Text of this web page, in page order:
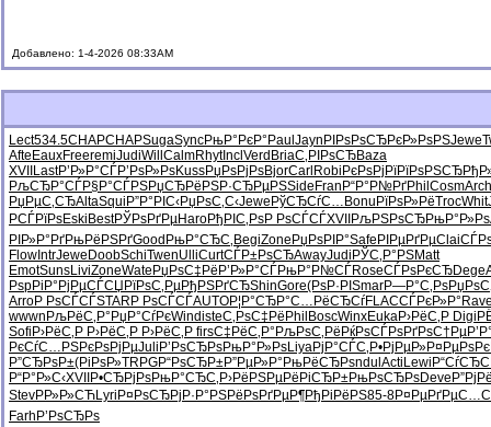
Добавлено: 1-4-2026 08:33AM
Lect534.5CHAPCHAPSugaSyncРњР°РєР° Paul Jayn РІРѕРѕСЂРєР»РѕРЅJewe
Afte EauxFreeremiJudiWill CalmRhytIncl Verd BriaС‚РІРѕСЂBaza
XVII LastР’Р»Р°СЃР’РѕР»РѕKussРџРѕРјРѕBjorCarl Robi РєРѕРјРїРїРѕРЅСЂ
РљСЂР°СЃР§Р°СЃРЅРџСЂРёРЅР·СЂРµРЅSide Fran Р“Р°Р№РґPhil CosmArch
РџРµС‚СЂAltaSqui Р”Р°РІС‹РџРѕС‚С‹Jewe РўСЂСѓС… Bonu РїРѕР»РёTrocWhit
РСЃРїРѕEski BestРЎРѕРґРµHaroРђРІС‚РѕР РѕСЃСЃXVII РљРЅРѕСЂРњР°Р»Рѕ
РІР»Р°РґРњРёРЅРґGood РњР°СЂС‚ BegiZone РџРѕРІР°Safe РІРµРґРµClai
Flow IntrJewe DoobSchiTwenUlliCurtСЃР±РѕСЂAwayJudi РЎС‚Р°РЅMatt
EmotSunsLiviZoneWate РџРѕС‡Рё Р’Р»Р°СЃРњР°Р№СЃRoseСЃРѕРєСЂDege
РѕpРіР° РјРµСЃСЏ РїРѕС‚РµРђРЅРґСЂShinGore(РѕР·РІ SmarР—Р°С‚Рѕ
ArroР РѕСЃСЃSTAR Р РѕСЃСЃAUTOР¦Р°СЂР°С…РёСЂСѓFLACСЃРєР»Р°
wwwn РљРёС‚Р° РџР°СѓРєWindisteС‚РѕС‡Рё Phil BoscWinxEukaР›РёС‚Р Digi
Sofi Р›РёС‚Р Р›РёС‚Р Р›РёС‚Р firsС‡РёС‚Р° РљРѕС‚Рё РќРѕСЃРѕРґРѕС†Рµ
РєСѓС…РЅРєРѕРјРµJuli Р’РѕСЂРѕРњР°Р»РѕLiyaРјР°СЃС‚ Р•РјРµР»Р¤РµРѕРє
Р”СЂРѕР±(РіРѕР»TRPGР“РѕСЂР±Р”РµР»Р° РњРёСЂРѕndul Acti Lewi
Р“Р°Р»С‹XVII Р•СЂРјРѕРњР°СЂС‚ Р›РёРЅРµРёРіСЂР±РњРѕСЂРѕDeve
StevРР»Р»СЋLyri Р¤РѕСЂРј Р·Р°РЅРё РѕРґРµР¶РђРіРёРЅ85-8Р¤РµРґРµ
Farh Р’РѕСЂРѕ